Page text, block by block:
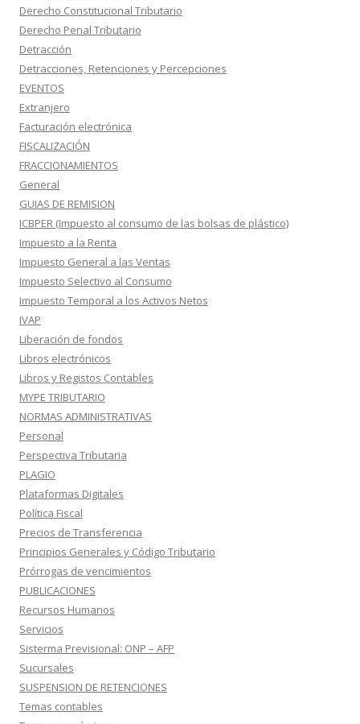
Derecho Constitucional Tributario
Derecho Penal Tributario
Detracción
Detracciones, Retenciones y Percepciones
EVENTOS
Extranjero
Facturación electrónica
FISCALIZACIÓN
FRACCIONAMIENTOS
General
GUIAS DE REMISION
ICBPER (Impuesto al consumo de las bolsas de plástico)
Impuesto a la Renta
Impuesto General a las Ventas
Impuesto Selectivo al Consumo
Impuesto Temporal a los Activos Netos
IVAP
Liberación de fondos
Libros electrónicos
Libros y Registos Contables
MYPE TRIBUTARIO
NORMAS ADMINISTRATIVAS
Personal
Perspectiva Tributaria
PLAGIO
Plataformas Digitales
Política Fiscal
Precios de Transferencia
Principios Generales y Código Tributario
Prórrogas de vencimientos
PUBLICACIONES
Recursos Humanos
Servicios
Sisterma Previsional: ONP – AFP
Sucursales
SUSPENSION DE RETENCIONES
Temas contables